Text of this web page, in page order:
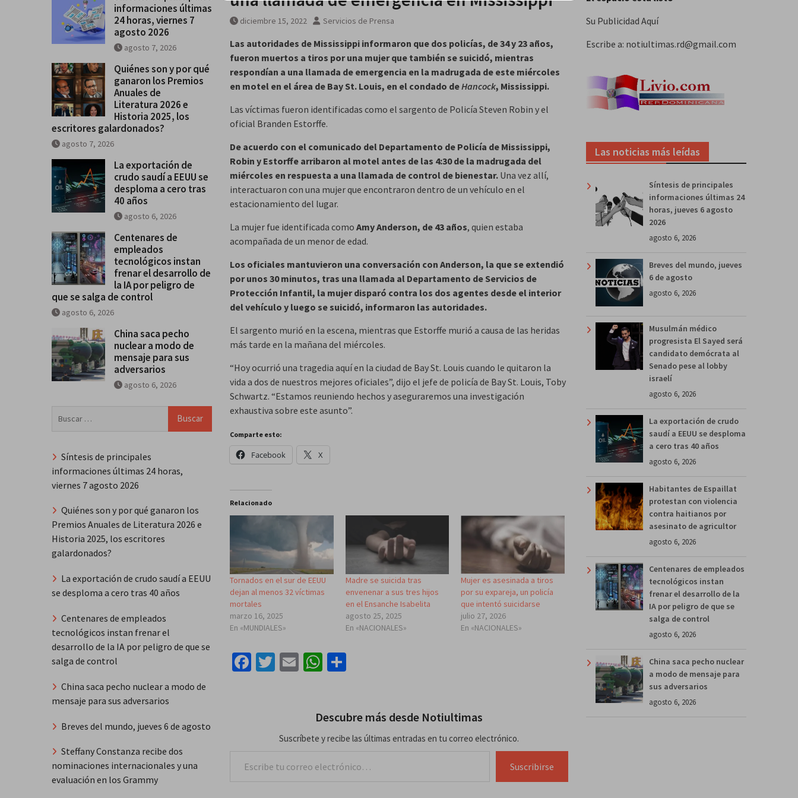
La exportación de crudo saudí a EEUU
se desploma a cero tras 40 añosdiciembre 15, 2022 Servicios de Prensa
Las autoridades de Mississippi informaron que dos policías, de 34 y 23 años,
fueron muertos a tiros por una mujer que también se suicidó, mientras
respondían a una llamada de emergencia en la madrugada de este miércoles
en motel en el área de Bay St. Louis, en el condado de Hancock, Mississippi.
Las víctimas fueron identificadas como el sargento de Policía Steven Robin y el
oficial Branden Estorffe.
De acuerdo con el comunicado del Departamento de Policía de Mississippi,
Robin y Estorffe arribaron al motel antes de las 4:30 de la madrugada del
miércoles en respuesta a una llamada de control de bienestar. Una vez allí,
interactuaron con una mujer que encontraron dentro de un vehículo en el
estacionamiento del lugar.
La mujer fue identificada como Amy Anderson, de 43 años, quien estaba
acompañada de un menor de edad.
Los oficiales mantuvieron una conversación con Anderson, la que se extendió
por unos 30 minutos, tras una llamada al Departamento de Servicios de
Protección Infantil, la mujer disparó contra los dos agentes desde el interior
del vehículo y luego se suicidó, informaron las autoridades.
El sargento murió en la escena, mientras que Estorffe murió a causa de las heridas
más tarde en la mañana del miércoles.
“Hoy ocurrió una tragedia aquí en la ciudad de Bay St. Louis cuando le quitaron la
vida a dos de nuestros mejores oficiales”, dijo el jefe de policía de Bay St. Louis, Toby
Schwartz. “Estamos reuniendo hechos y aseguraremos una investigación
exhaustiva sobre este asunto”.
Comparte esto:
Facebook X
Relacionado
Tornados en el sur de EEUU
dejan al menos 32 víctimas
mortales
marzo 16, 2025
En «MUNDIALES»
Madre se suicida tras
envenenar a sus tres hijos
en el Ensanche Isabelita
agosto 25, 2025
En «NACIONALES»
Mujer es asesinada a tiros
por su expareja, un policía
que intentó suicidarse
julio 27, 2026
En «NACIONALES»
Facebook
Twitter
EmailWhatsApp
Descubre más desde Notiultimas
Suscríbete y recibe las últimas entradas en tu correo electrónico.
Suscribirse
Su Publicidad Aquí
Escribe a: notiultimas.rd@gmail.com
Las noticias más leídas
Síntesis de principales
informaciones últimas 24
horas, jueves 6 agosto
2026
agosto 6, 2026
Breves del mundo, jueves
6 de agosto
agosto 6, 2026
Musulmán médico
progresista El Sayed será
candidato demócrata al
Senado pese al lobby
israelí
agosto 6, 2026
La exportación de crudo
saudí a EEUU se desploma
a cero tras 40 años
agosto 6, 2026
Habitantes de Espaillat
protestan con violencia
contra haitianos por
asesinato de agricultor
agosto 6, 2026
Centenares de empleados
tecnológicos instan
frenar el desarrollo de la
IA por peligro de que se
salga de control
agosto 6, 2026
China saca pecho nuclear
a modo de mensaje para
sus adversarios
agosto 6, 2026
informaciones últimas
24 horas, viernes 7
agosto 2026
agosto 7, 2026
Quiénes son y por qué
ganaron los Premios
Anuales de
Literatura 2026 e
Historia 2025, los
escritores galardonados?
agosto 7, 2026
La exportación de
crudo saudí a EEUU se
desploma a cero tras
40 años
agosto 6, 2026
Centenares de
empleados
tecnológicos instan
frenar el desarrollo de
la IA por peligro de
que se salga de control
agosto 6, 2026
China saca pecho
nuclear a modo de
mensaje para sus
adversarios
agosto 6, 2026
Síntesis de principales
informaciones últimas 24 horas,
viernes 7 agosto 2026
Quiénes son y por qué ganaron los
Premios Anuales de Literatura 2026 e
Historia 2025, los escritores
galardonados?
La exportación de crudo saudí a EEUU
se desploma a cero tras 40 años
Centenares de empleados
tecnológicos instan frenar el
desarrollo de la IA por peligro de que se
salga de control
China saca pecho nuclear a modo de
mensaje para sus adversarios
Breves del mundo, jueves 6 de agosto
Steffany Constanza recibe dos
nominaciones internacionales y una
evaluación en los Grammy